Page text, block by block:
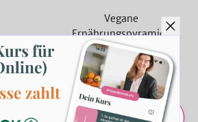
Vegane
Ernährungspyramide
Vegane Rezepte
Vegetarische Rezepte